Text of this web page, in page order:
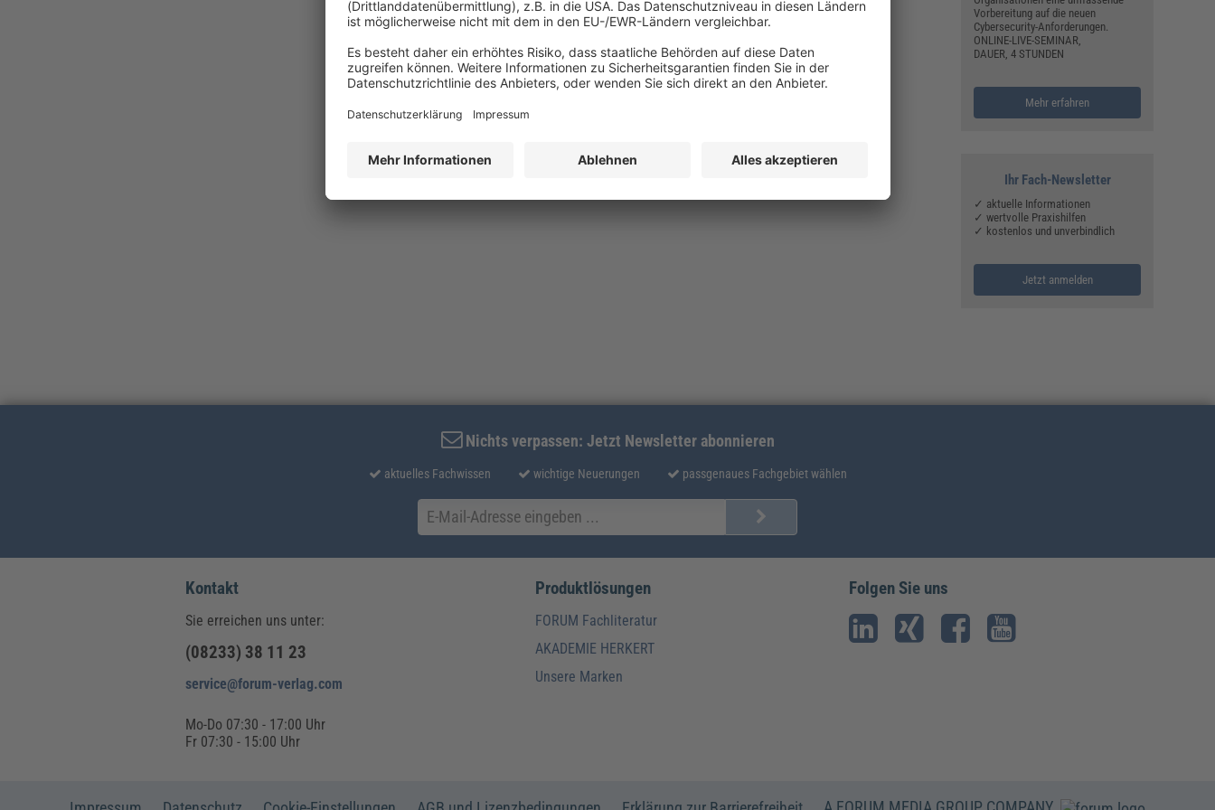
Vorbereitung auf die neuen
Cybersecurity-Anforderungen.
ONLINE-LIVE-SEMINAR,
DAUER, 4 STUNDEN
Mehr erfahren
Ihr Fach-Newsletter
✓ aktuelle Informationen
✓ wertvolle Praxishilfen
✓ kostenlos und unverbindlich
Jetzt anmelden
Nichts verpassen: Jetzt Newsletter abonnieren
aktuelles Fachwissen wichtige Neuerungen passgenaues Fachgebiet wählen
Kontakt
Sie erreichen uns unter:
(08233) 38 11 23
service@forum-verlag.com
Mo-Do 07:30 - 17:00 Uhr
Fr 07:30 - 15:00 Uhr
Produktlösungen
FORUM Fachliteratur
AKADEMIE HERKERT
Unsere Marken
Folgen Sie uns